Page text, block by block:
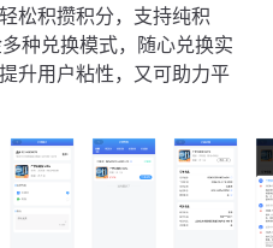
松积攒积分，支持纯积
种兑换模式，随心兑换实
升用户粘性，又可助力平